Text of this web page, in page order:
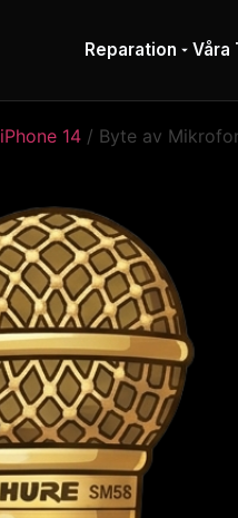
Reparation Våra
iPhone 14 / Byte av